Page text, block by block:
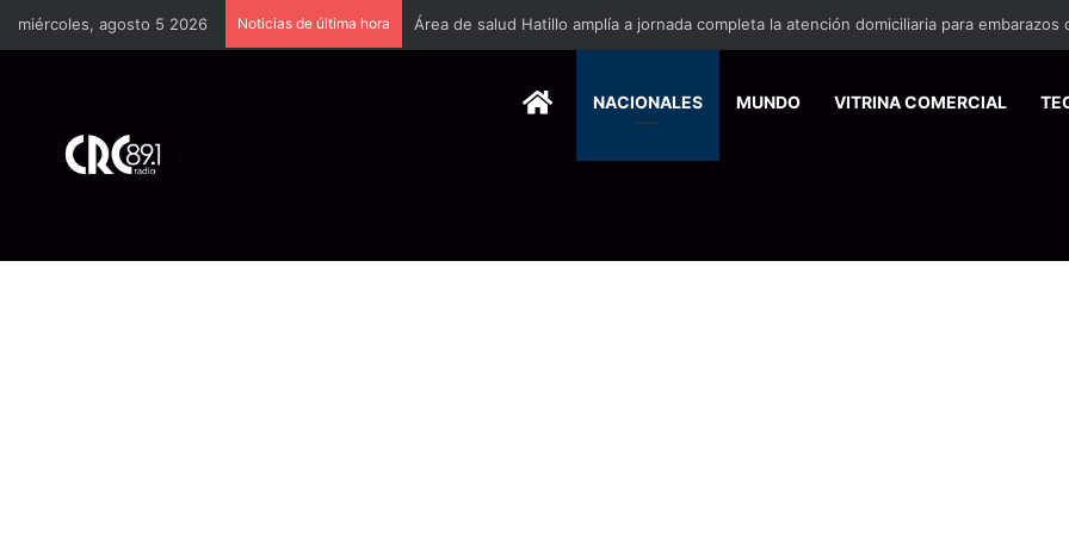
miércoles, agosto 5 2026 Noticias de última hora
HOMENACIONALES MUNDO VITRINA COMERCIAL